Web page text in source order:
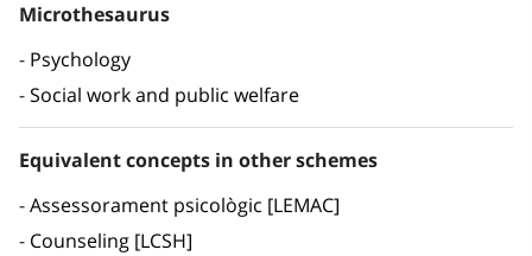
Microthesaurus
Psychology
Social work and public welfare
Equivalent concepts in other schemes
Assessorament psicològic [LEMAC]
Counseling [LCSH]